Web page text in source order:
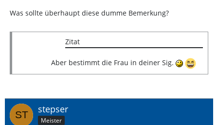
Was sollte überhaupt diese dumme Bemerkung?
Zitat
Aber bestimmt die Frau in deiner Sig.
stepser
Meister